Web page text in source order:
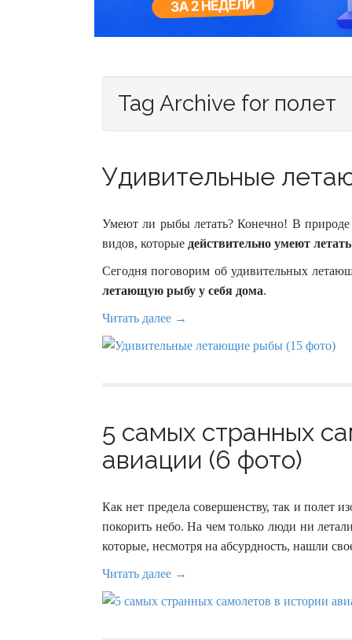
Tag Archive for полет
Удивительные
Умеют ли рыбы летать? Конечно! В природе
видов, которые действительно умеют летать
Сегодня поговорим об удивительных
летающую рыбу у себя дома.
Читать далее →
5 самых странных
авиации (6 фото)
Как нет предела совершенству, так и полет
покорить небо. На чем только люди ни
которые, несмотря на абсурдность, нашли
Читать далее →